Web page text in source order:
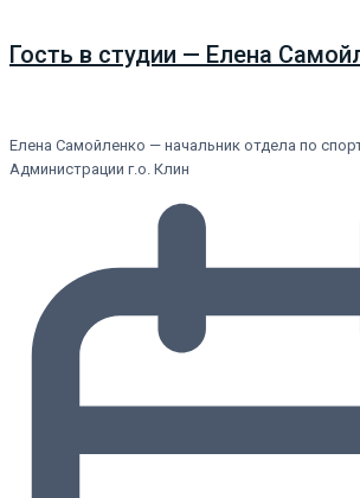
Гость в студии — Елена
Елена Самойленко — начальник отдела по
Администрации г.о. Клин